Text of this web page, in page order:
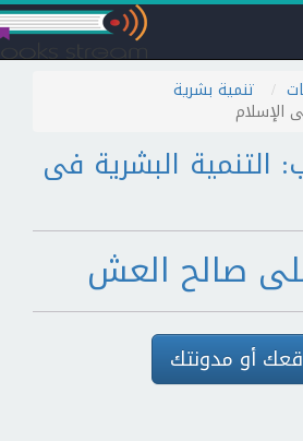
تنمية بشرية
البشرية فى
صالح العش
أو مدونتك